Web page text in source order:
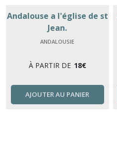
Andalouse a l'église de st
Jean.
ANDALOUSIE
À PARTIR DE 18€
AJOUTER AU PANIER